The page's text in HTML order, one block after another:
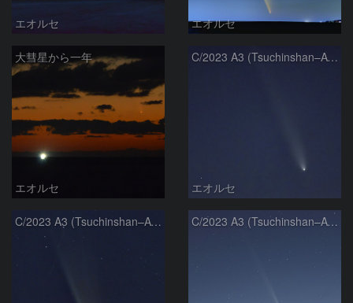
エオルセ エオルセ
大彗星から一年
エオルセ
C/2023 A3 (Tsuchinshan–ATLAS)
エオルセ
C/2023 A3 (Tsuchinshan–ATLAS) C/2023 A3 (Tsuchinshan–ATLAS)